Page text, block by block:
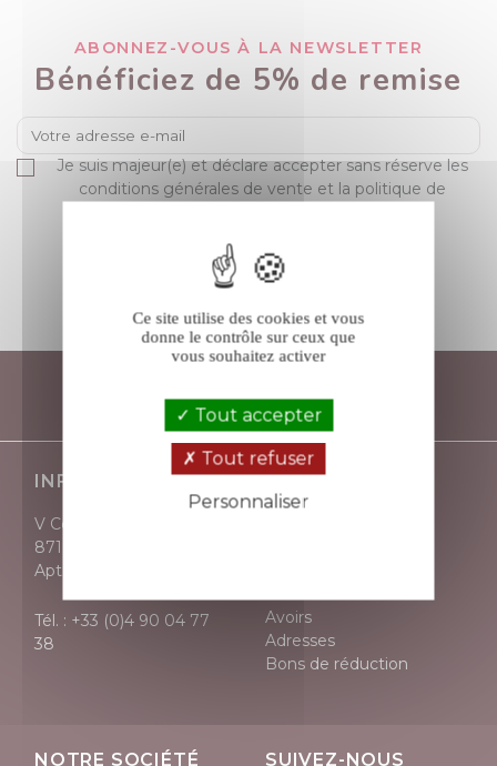
ABONNEZ-VOUS À LA NEWSLETTER
Bénéficiez de 5% de remise
Je suis majeur(e) et déclare accepter sans réserve les
conditions générales de vente et la politique de
S’ABONNER
INFORMATIONS
V Comme Vin
871, avenue Victor Hugo
Apt - 84400
Tél. : +33 (0)4 90 04 77
38
VOTRE COMPTE
Avoirs
Adresses
Bons de réduction
NOTRE SOCIÉTÉ SUIVEZ-NOUS
Ce site utilise des cookies et vous
donne le contrôle sur ceux que
vous souhaitez activer
Tout accepter
Tout refuser
Personnaliser